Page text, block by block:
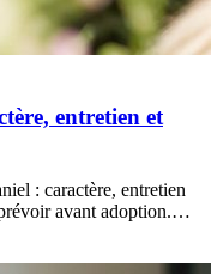
entretien et
: caractère, entretien
avant adoption.…